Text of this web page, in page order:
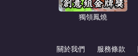
獨領鳳燒
關於我們 服務條款